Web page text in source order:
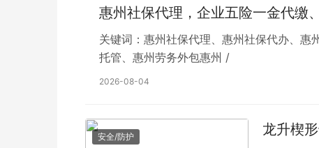
纺织/皮革
办公/文教 纸业
惠州社保代理，企业五险一金代缴
关键词：惠州社保代理、惠州社保代办、惠
托管、惠州劳务外包惠州 /
2026-08-04
安全/防护 龙升楔